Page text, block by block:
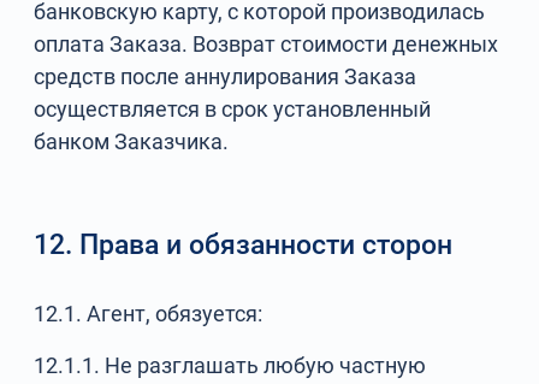
банковскую карту, с которой производилась
оплата Заказа. Возврат стоимости денежных
средств после аннулирования Заказа
осуществляется в срок установленный
банком Заказчика.
12. Права и обязанности сторон
12.1. Агент, обязуется:
12.1.1. Не разглашать любую частную